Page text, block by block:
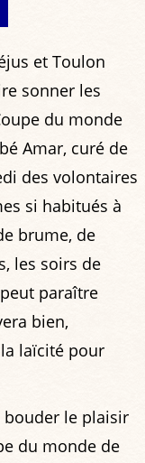
et Toulon
sonner les
du monde
Amar, curé de
des volontaires
si habitués à
brume, de
les soirs de
paraître
bien,
laïcité pour
bouder le plaisir
du monde de